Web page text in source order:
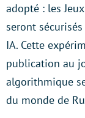
adopté : les
seront
IA. Cette
publication au
algorithmique
du monde de